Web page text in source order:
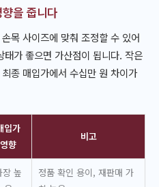
을 줍니다
목 사이즈에 맞춰 조정할 수 있어
가 좋으면 가산점이 됩니다. 작은
종 매입가에서 수십만 원 차이가
입가
영향
비고
장 높
정품 확인 용이, 재판매 가